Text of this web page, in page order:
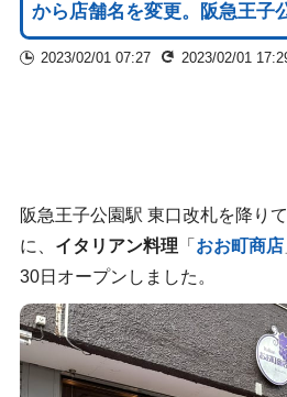
から店舗名を変更。阪急王子
2023/02/01 07:27 2023/02/01
阪急王子公園駅 東口改札を降り
に、 イタリアン料理 「 おお町商店
30日オープンしました。